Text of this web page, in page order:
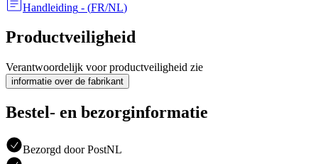
Handleiding - (FR/NL)
Productveiligheid
Verantwoordelijk voor productveiligheid zie
informatie over de fabrikant
Bestel- en bezorginformatie
Bezorgd door PostNL